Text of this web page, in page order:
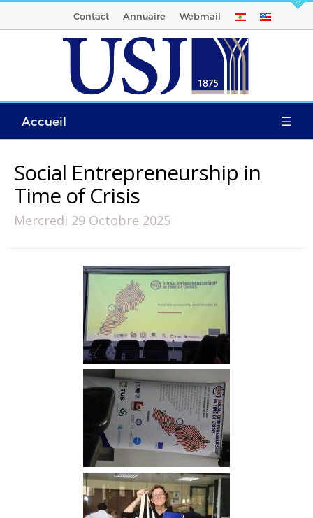
Contact Annuaire Webmail
Accueil ☰
Social Entrepreneurship in
Time of Crisis
Mercredi 29 Octobre 2025